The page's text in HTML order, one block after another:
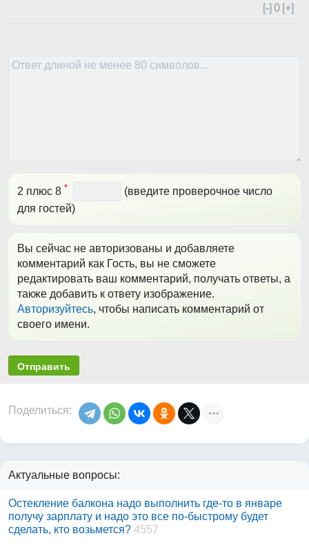
[-] 0 [+]
2 плюс 8 *
(введите проверочное число
для гостей)
Вы сейчас не авторизованы и добавляете
комментарий как Гость, вы не сможете
редактировать ваш комментарий, получать ответы, а
также добавить к ответу изображение.
Авторизуйтесь, чтобы написать комментарий от
своего имени.
Отправить
Поделиться:
Актуальные вопросы:
Остекление балкона надо выполнить где-то в январе
получу зарплату и надо это все по-быстрому будет
сделать, кто возьмется? 4557